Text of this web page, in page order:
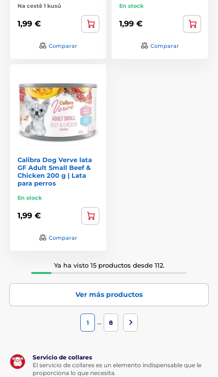
Na cestě 1 kusů
1,99 €
Comparar
En stock
1,99 €
Comparar
Calibra Dog Verve lata
GF Adult Small Beef &
Chicken 200 g | Lata
para perros
En stock
1,99 €
Comparar
Ya ha visto 15 productos desde 112.
Ver más productos
1 … 8
Servicio de collares
El servicio de collares es un elemento indispensable que le
proporciona lo que necesita.